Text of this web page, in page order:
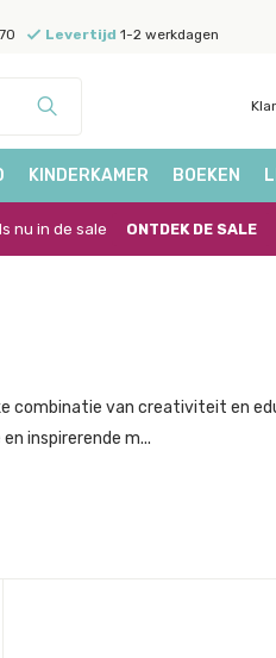
Levertijd 1-2 werkdagen
KINDERKAMER BOEKEN
nu in de sale ONTDEK DE SALE
combinatie van creativiteit en
inspirerende m...